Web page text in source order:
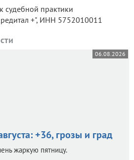
+", ИНН 5752010011
06.08.2026
+36, грозы и град
жаркую пятницу.